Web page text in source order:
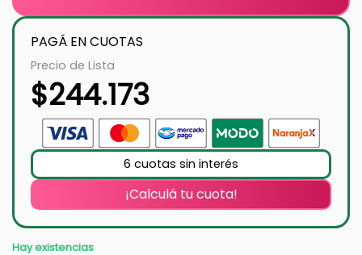
PAGÁ EN CUOTAS
Precio de Lista
$244.173
6 cuotas sin interés
¡Calculá tu cuota!
Hay existencias